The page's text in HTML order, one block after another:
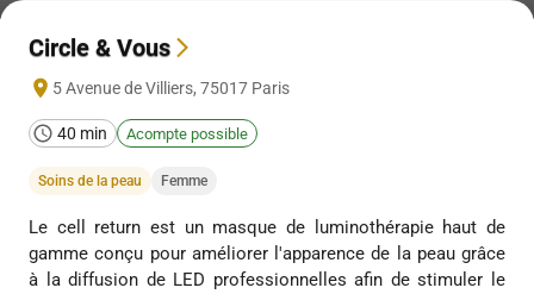
Circle & Vous
5 Avenue de Villiers, 75017 Paris
40 min Acompte possible
Soins de la peau Femme
Le cell return est un masque de luminothérapie haut de
gamme conçu pour améliorer l'apparence de la peau grâce
à la diffusion de LED professionnelles afin de stimuler le